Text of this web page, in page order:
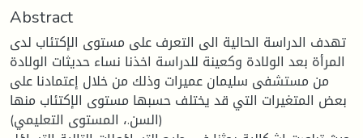
Abstract
تهدف الدراسة الحالية الى التعرف على مستوى الإكتئاب لدى
المرأة بعد الولادة وكعينة للدراسة اخذنا نساء حديثات الولادة
من مستشفى سليمان عميرات وذلك من خلال إعتمادنا على
بعض المتغيرات التي قد يختلف حسبها مستوى الإكتئاب منها
(السن.، المستوى التعليمي)